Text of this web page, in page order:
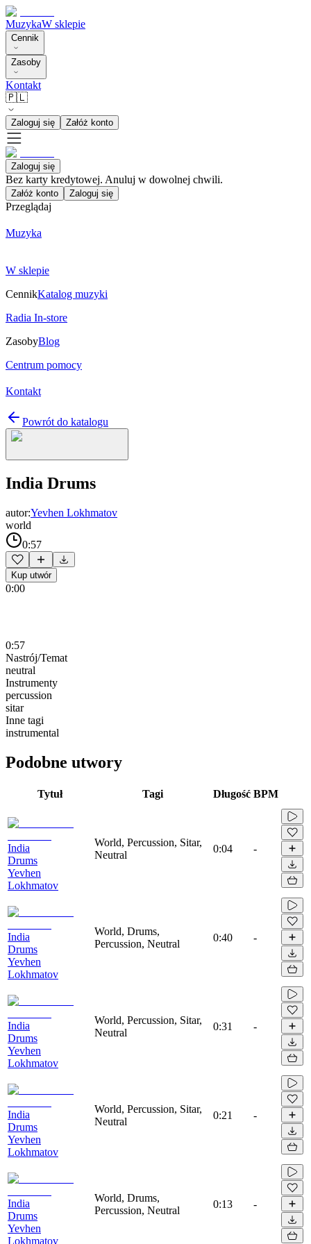
MuzykaW sklepie
Cennik
Zasoby
Kontakt
🇵🇱
Zaloguj się Załóż konto
Zaloguj się
Bez karty kredytowej. Anuluj w dowolnej chwili.
Załóż konto Zaloguj się
Przeglądaj
Muzyka
W sklepie
CennikKatalog muzyki
Radia In-store
ZasobyBlog
Centrum pomocy
Kontakt
Powrót do katalogu
India Drums
autor:Yevhen Lokhmatov
world
0:57
Kup utwór
0:00
0:57
Nastrój/Temat
neutral
Instrumenty
percussion
sitar
Inne tagi
instrumental
Podobne utwory
Tytuł Tagi Długość BPM
India
Drums
Yevhen
Lokhmatov
World, Percussion, Sitar,
Neutral
0:04 -
India
Drums
Yevhen
Lokhmatov
World, Drums,
Percussion, Neutral
0:40 -
India
Drums
Yevhen
Lokhmatov
World, Percussion, Sitar,
Neutral
0:31 -
India
Drums
Yevhen
Lokhmatov
World, Percussion, Sitar,
Neutral
0:21 -
India
Drums
Yevhen
Lokhmatov
World, Drums,
Percussion, Neutral
0:13 -